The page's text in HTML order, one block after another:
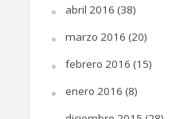
abril 2016 (38)
marzo 2016 (20)
febrero 2016 (15)
enero 2016 (8)